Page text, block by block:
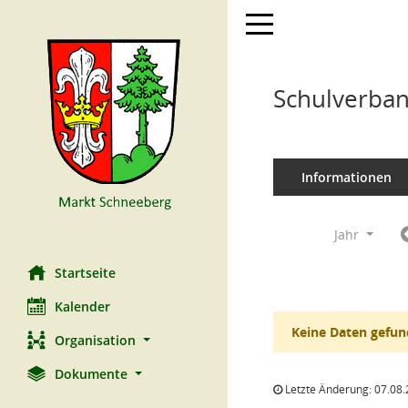
Startseite
Kalender
Organisation
Dokumente
Toggle navigation
Informationen
Jahr
Keine Daten
Letzte Änderung: